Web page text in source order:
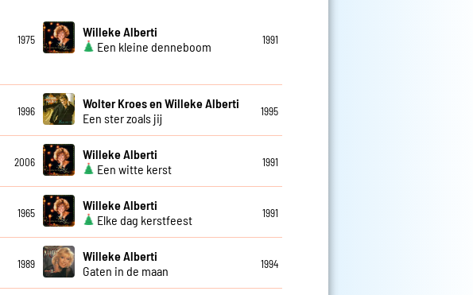
1975
Willeke Alberti
Een kleine denneboom
1991
1996
Wolter Kroes en Willeke Alberti
Een ster zoals jij
1995
2006
Willeke Alberti
Een witte kerst
1991
1965
Willeke Alberti
Elke dag kerstfeest
1991
1989
Willeke Alberti
Gaten in de maan
1994